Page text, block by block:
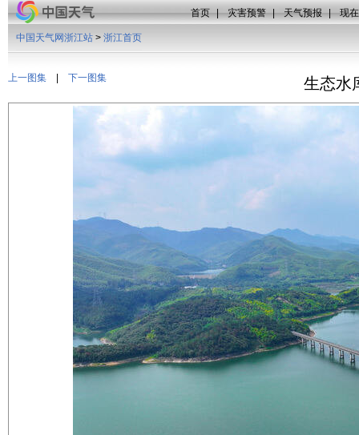
首页 | 灾害预警 | 天气预报 | 现
上一图集 下一图集
中国天气网浙江站 > 浙江首页
生态水